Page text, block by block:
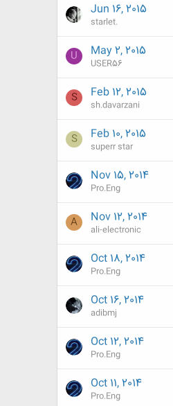
Jun 16, 2015
starlet.
May 2, 2015
USER56
U
Feb 12, 2015
sh.davarzani
S
Feb 10, 2015
superr star
S
Nov 15, 2014
Pro.Eng
Nov 12, 2014
ali-electronic
A
Oct 18, 2014
Pro.Eng
Oct 16, 2014
adibmj
Oct 12, 2014
Pro.Eng
Oct 11, 2014
Pro.Eng